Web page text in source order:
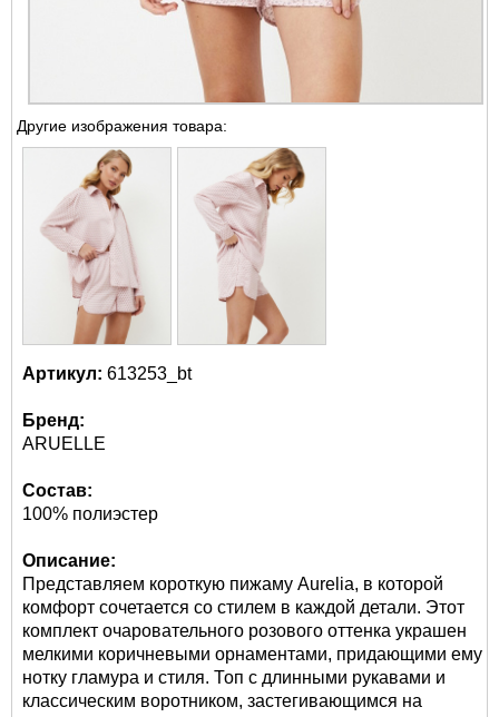
Другие изображения товара:
Артикул: 613253_bt
Бренд:
ARUELLE
Состав:
100% полиэстер
Описание:
Представляем короткую пижаму Aurelia, в которой
комфорт сочетается со стилем в каждой детали. Этот
комплект очаровательного розового оттенка украшен
мелкими коричневыми орнаментами, придающими ему
нотку гламура и стиля. Топ с длинными рукавами и
классическим воротником, застегивающимся на